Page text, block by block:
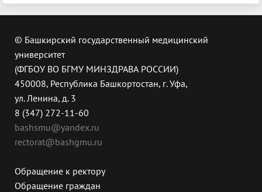
© Башкирский государственный медицинский
университет
(ФГБОУ ВО БГМУ МИНЗДРАВА РОССИИ)
450008, Республика Башкортостан, г. Уфа,
ул. Ленина, д. 3
8 (347) 272-11-60
bashsmu@yandex.ru
rectorat@bashgmu.ru
Обращение к ректору
Обращение граждан